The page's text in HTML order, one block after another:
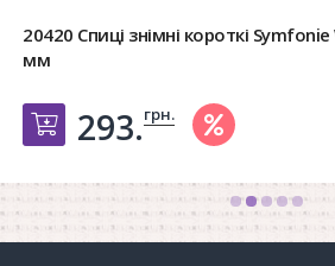
20420 Спиці знімні короткі
мм
Добавить в корзину
293.грн.